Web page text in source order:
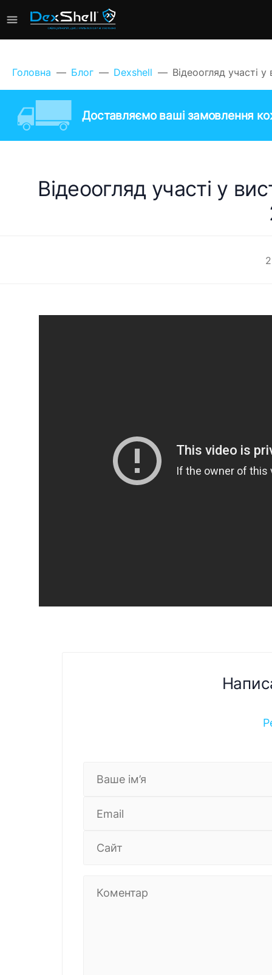
Головна Блог Dexshell Відеоогляд участі
Доставляємо ваші замовлення
Відеоогляд участі у